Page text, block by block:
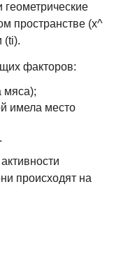
геометрические
пространстве (х^
(ti).
факторов:
мяса);
имела место
происходят на